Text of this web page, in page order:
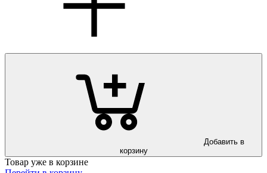
корзину
Товар уже в корзине